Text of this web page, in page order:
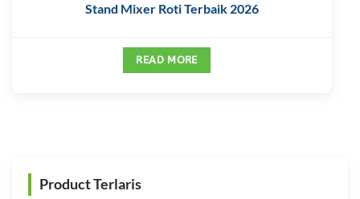
Stand Mixer Roti Terbaik 2026
READ MORE
Product Terlaris